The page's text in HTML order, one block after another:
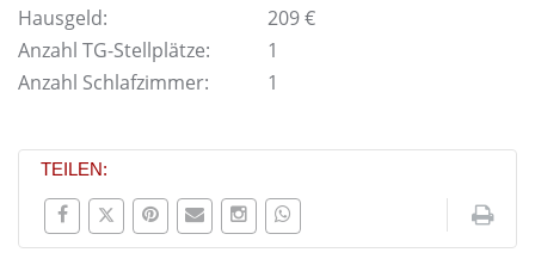
Hausgeld:
209 €
Anzahl TG-Stellplätze:
1
Anzahl Schlafzimmer:
1
TEILEN: